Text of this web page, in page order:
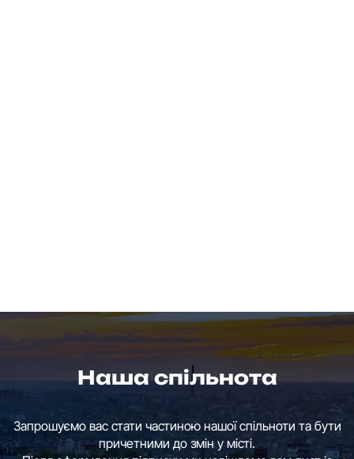
Наша спільнота
Запрошуємо вас стати частиною нашої спільноти та бути
причетними до змін у місті.